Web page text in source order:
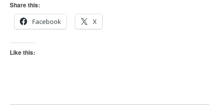
Share this:
Facebook
X
Like this: